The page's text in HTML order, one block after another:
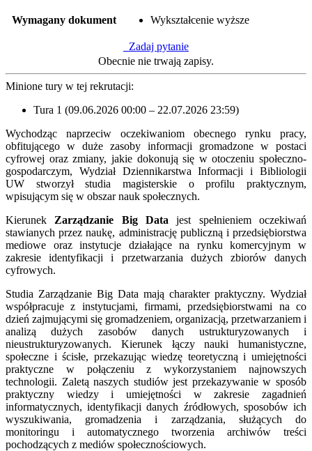
Wymagany dokument Wykształcenie wyższe
Zadaj pytanie
Obecnie nie trwają zapisy.
Minione tury w tej rekrutacji:
Tura 1 (09.06.2026 00:00 – 22.07.2026 23:59)
Wychodząc naprzeciw oczekiwaniom obecnego rynku pracy,
obfitującego w duże zasoby informacji gromadzone w postaci
cyfrowej oraz zmiany, jakie dokonują się w otoczeniu społeczno-
gospodarczym, Wydział Dziennikarstwa Informacji i Bibliologii
UW stworzył studia magisterskie o profilu praktycznym,
wpisującym się w obszar nauk społecznych.
Kierunek Zarządzanie Big Data jest spełnieniem oczekiwań
stawianych przez naukę, administrację publiczną i przedsiębiorstwa
mediowe oraz instytucje działające na rynku komercyjnym w
zakresie identyfikacji i przetwarzania dużych zbiorów danych
cyfrowych.
Studia Zarządzanie Big Data mają charakter praktyczny. Wydział
współpracuje z instytucjami, firmami, przedsiębiorstwami na co
dzień zajmującymi się gromadzeniem, organizacją, przetwarzaniem i
analizą dużych zasobów danych ustrukturyzowanych i
nieustrukturyzowanych. Kierunek łączy nauki humanistyczne,
społeczne i ścisłe, przekazując wiedzę teoretyczną i umiejętności
praktyczne w połączeniu z wykorzystaniem najnowszych
technologii. Zaletą naszych studiów jest przekazywanie w sposób
praktyczny wiedzy i umiejętności w zakresie zagadnień
informatycznych, identyfikacji danych źródłowych, sposobów ich
wyszukiwania, gromadzenia i zarządzania, służących do
monitoringu i automatycznego tworzenia archiwów treści
pochodzących z mediów społecznościowych.